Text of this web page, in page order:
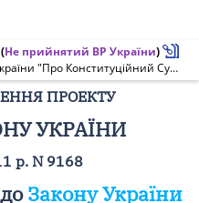
(Не прийнятий ВР України)
Про внесення змін до Закону України "Про Конституційний Суд України" (щодо вдосконалення механізму виконання рішень та висновків)